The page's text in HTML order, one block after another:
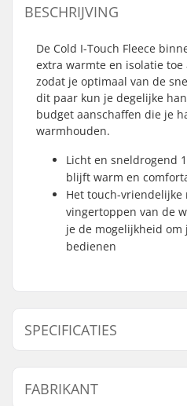
BESCHRIJVING
De Cold I-Touch Fleece
extra warmte en isolatie
zodat je optimaal van de
dit paar kun je degelijke
budget aanschaffen die je
warmhouden.
Licht en sneldrogend
blijft warm en
Het touch-vriendelijke
vingertoppen van de
je de mogelijkheid om
bedienen
SPECIFICATIES
Vorm:
Liner:
FABRIKANT